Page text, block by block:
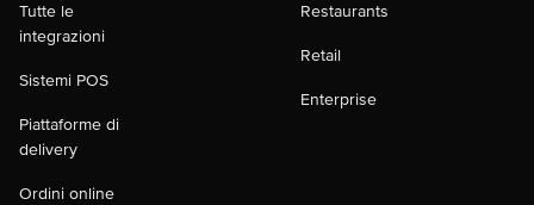
Tutte le
integrazioni
Sistemi POS
Piattaforme di
delivery
Ordini online
Restaurants
Retail
Enterprise